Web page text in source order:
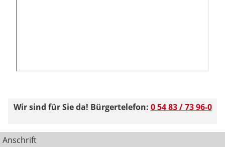
Wir sind für Sie da! Bürgertelefon: 0 54 83 / 73 96-0
Anschrift